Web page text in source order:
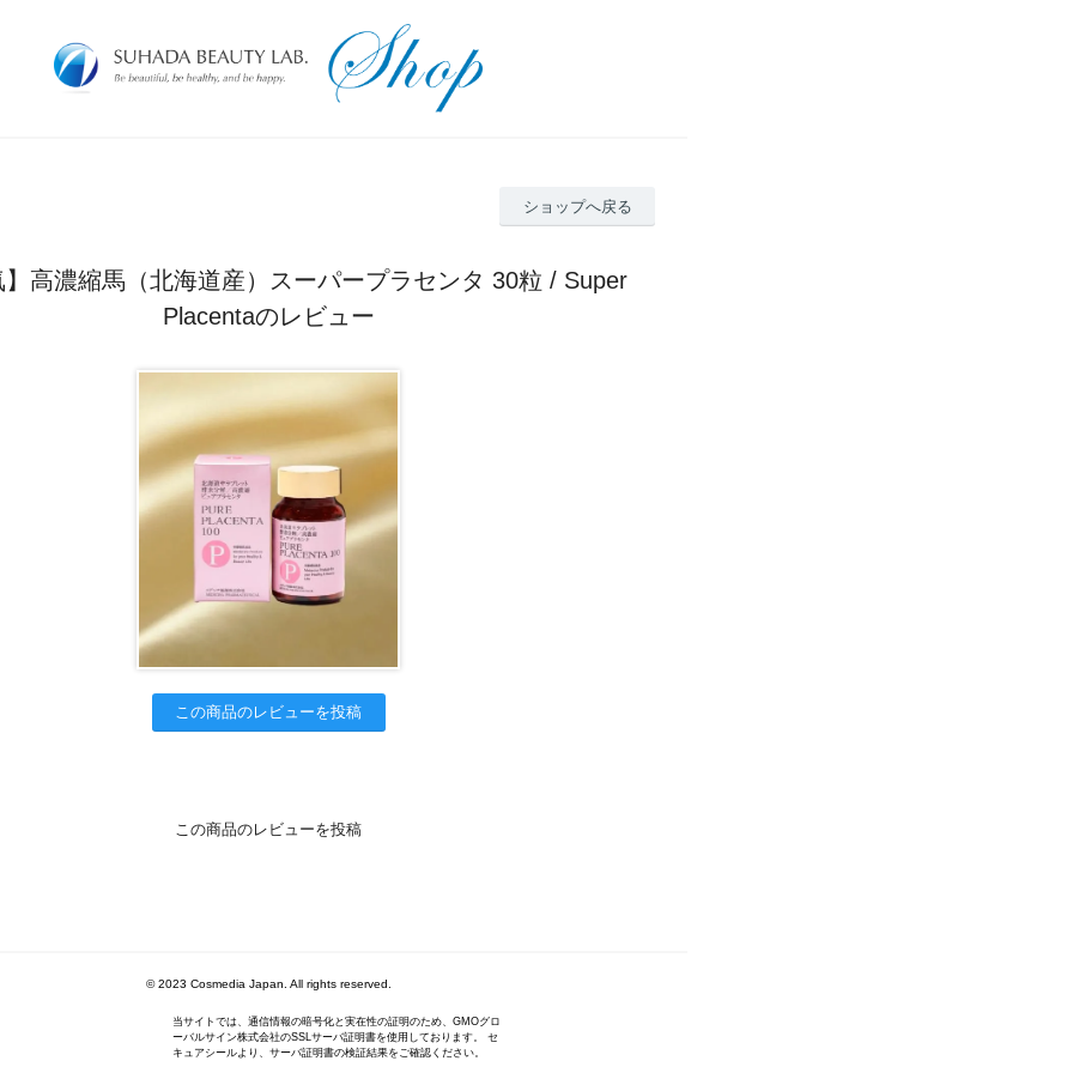
ショップへ戻る
高濃縮馬（北海道産）スーパープラセンタ 30粒 / Super
Placentaのレビュー
この商品のレビューを投稿
この商品のレビューを投稿
© 2023 Cosmedia Japan. All rights reserved.
当サイトでは、通信情報の暗号化と実在性の証明のため、GMOグロ
ーバルサイン株式会社のSSLサーバ証明書を使用しております。 セ
キュアシールより、サーバ証明書の検証結果をご確認ください。